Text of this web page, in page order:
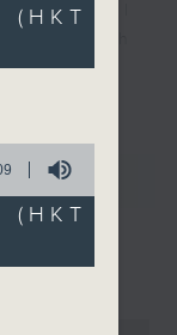
until
up with
mellow
90s at
towards
morning
1.05am...
3